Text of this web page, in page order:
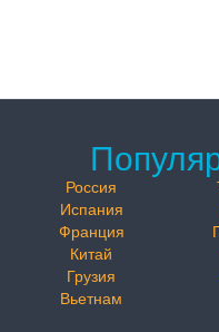
Россия
Испания
Франция
Китай
Грузия
Вьетнам